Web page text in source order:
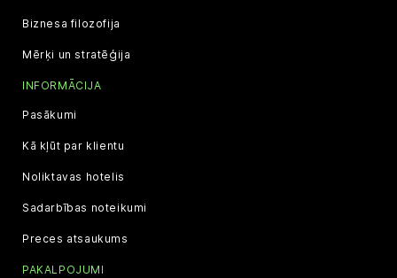
Biznesa filozofija
Mērķi un stratēģija
INFORMĀCIJA
Pasākumi
Kā kļūt par klientu
Noliktavas hotelis
Sadarbības noteikumi
Preces atsaukums
PAKALPOJUMI